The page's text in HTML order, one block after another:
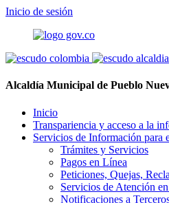
Inicio de sesión
Alcaldía Municipal de Pueblo
Inicio
Transpariencia y acceso a la
Servicios de Información para
Trámites y Servicios
Pagos en Línea
Peticiones, Quejas,
Servicios de Atención
Notificaciones a